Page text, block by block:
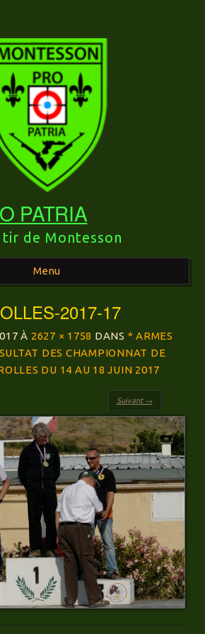
PATRIA
de Montesson
Menu
2017-17
À 2627 × 1758 DANS * ARMES
DES CHAMPIONNAT DE
DU 14 AU 18 JUIN 2017
Suivant →